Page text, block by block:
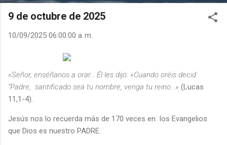
9 de octubre de 2025
10/09/2025 06:00:00 a. m.
«Señor, enséñanos a orar... Él les dijo: «Cuando oréis decid:
"Padre, santificado sea tu nombre, venga tu reino...» (Lucas
11,1-4).
Jesús nos lo recuerda más de 170 veces en los Evangelios
que Dios es nuestro PADRE.